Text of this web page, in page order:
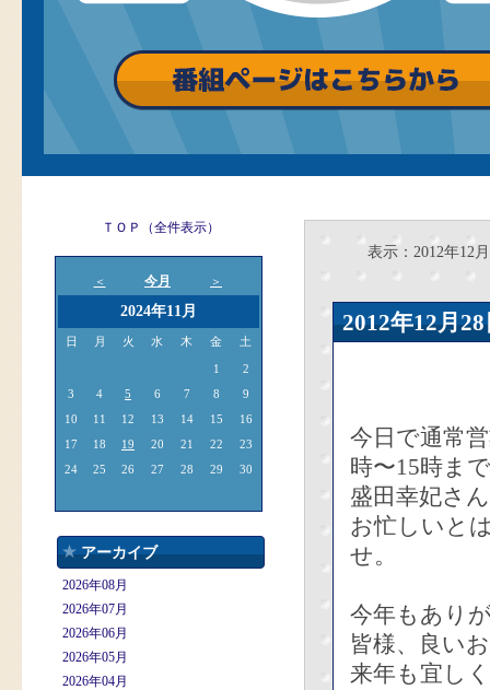
ＴＯＰ（全件表示）
＜ 今月 ＞
2024年11月
日 月 火 水 木 金 土
1
2
3
4 5 6 7 8
9
10
11 12 13 14 15
16
17
18 19 20 21 22
23
24
25 26 27 28 29 30
アーカイブ
2026年08月
2026年07月
2026年06月
2026年05月
2026年04月
表示：2012年12月
2012年12
今日で通常
時〜15時ま
盛田幸妃さ
お忙しいと
せ。
今年もあり
皆様、良い
来年も宜し